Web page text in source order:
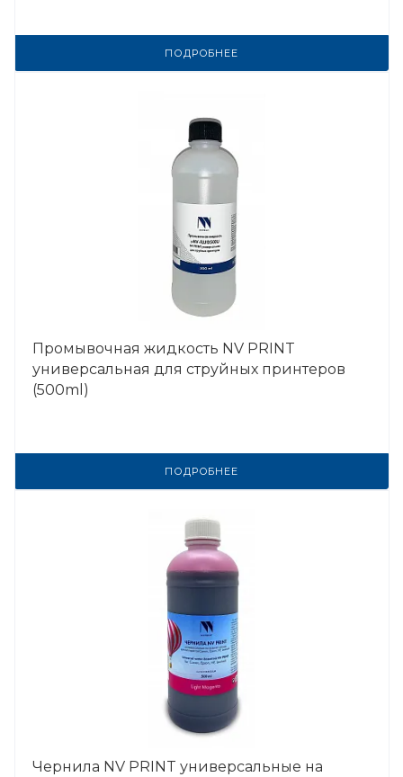
ПОДРОБНЕЕ
Промывочная жидкость NV PRINT
универсальная для струйных принтеров
(500ml)
ПОДРОБНЕЕ
Чернила NV PRINT универсальные на